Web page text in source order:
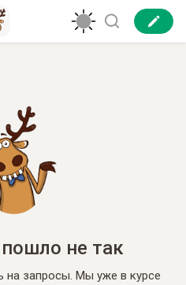
не так
на запросы. Мы уже в курсе